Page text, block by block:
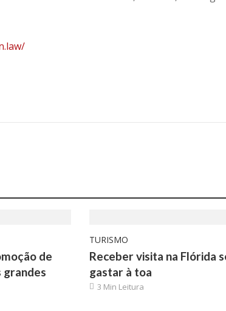
de
grandes
TURISMO
Receber visita na Flórida
gastar à toa
3 Min Leitura